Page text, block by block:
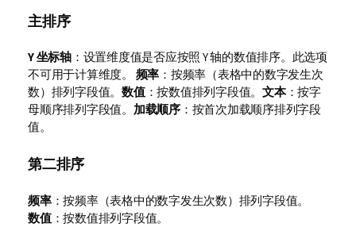
主排序
Y 坐标轴：设置维度值是否应按照 Y 轴的数值排序。此选项
不可用于计算维度。 频率 ：按频率（表格中的数字发生次
数）排列字段值。 数值：按数值排列字段值。 文本：按字
母顺序排列字段值。 加载顺序：按首次加载顺序排列字段
值。
第二排序
频率：按频率（表格中的数字发生次数）排列字段值。
数值：按数值排列字段值。